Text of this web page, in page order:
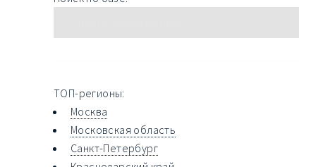
ТОП-регионы:
Москва
Московская область
Санкт-Петербург